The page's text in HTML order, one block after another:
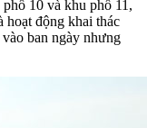
10 và khu phố 11,
hoạt động khai thác
ban ngày nhưng